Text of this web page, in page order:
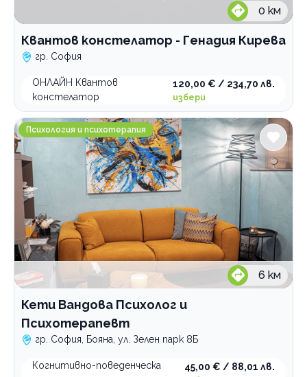
0 км
Квантов констелатор - Генадия Кирева
гр. София
ОНЛАЙН Квантов
констелатор
120,00 € / 234,70 лв.
избери
Кети Вандова Психолог и Психотерапевт
Психология и психотерапия
6 км
Кети Вандова Психолог и
Психотерапевт
гр. София, Бояна, ул. Зелен парк 8Б
Когнитивно-поведенческа
45,00 € / 88,01 лв.